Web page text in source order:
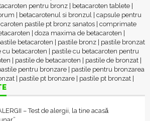
pentru bronz betacaroten tablete
betacarotenul si bronzul capsule pentru
caroten pastile pt bronz sanatos comprimate
doza maxima de betacaroten
betacaroten pastile bronz
pastile bronzat
cu betacaroten
pastile cu betacaroten pentru
pastile de betacaroten pastile de bronzat
pentru bronzare
pastile pentru bronzarea
pastile pt bronzare pastile pt bronzat
– Test de alergii, la tine acasǎ